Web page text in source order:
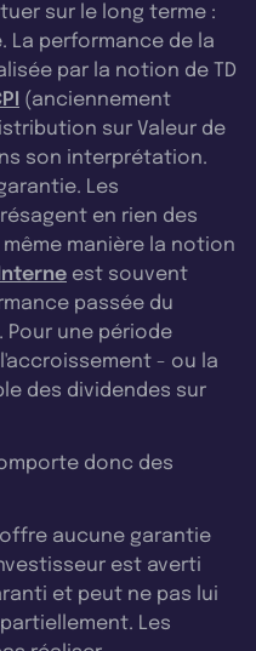
sur le long terme :
La performance de la
par la notion de TD
(anciennement
sur Valeur de
son interprétation.
Les
en rien des
manière la notion
est souvent
passée du
Pour une période
- ou la
des dividendes sur
donc des
aucune garantie
est averti
et peut ne pas lui
Les